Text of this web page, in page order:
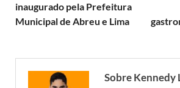
inaugurado pela Prefeitura
Municipal de Abreu e Lima
Sobre Kennedy